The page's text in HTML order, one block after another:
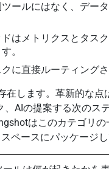
ツールにはなく、デー
はメトリクスとタス
。
に直接ルーティング
します。革新的な点
AIの提案する次のス
はこのカテゴリ
ペースにパッケージし